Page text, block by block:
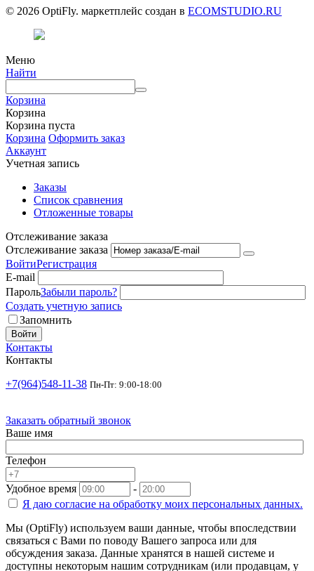
© 2026 OptiFly. маркетплейс создан в ECOMSTUDIO.RU
Меню
Найти
Корзина
Корзина
Корзина пуста
Корзина Оформить заказ
Аккаунт
Учетная запись
Заказы
Список сравнения
Отложенные товары
Отслеживание заказа
Отслеживание заказа
ВойтиРегистрация
E-mail
ПарольЗабыли пароль?
Создать учетную запись
Запомнить
Войти
Контакты
Контакты
+7(964)548-11-38 Пн-Пт: 9:00-18:00
Заказать обратный звонок
Ваше имя
Телефон
Удобное время
-
Я даю согласие на обработку моих персональных данных.
Мы (OptiFly) используем ваши данные, чтобы впоследствии
связаться с Вами по поводу Вашего запроса или для
обсуждения заказа. Данные хранятся в нашей системе и
доступны некоторым нашим сотрудникам (или продавцам, у